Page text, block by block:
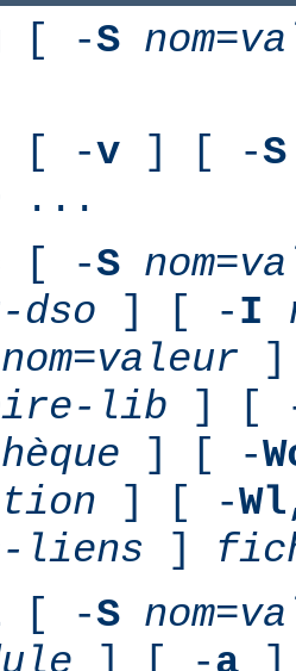
[ -S nom=
[ -v ] [ -S
...
[ -S nom=
] [ -I
nom=valeur ]
lib ] [
] [ -
] [ -
liens ]
[ -S nom=